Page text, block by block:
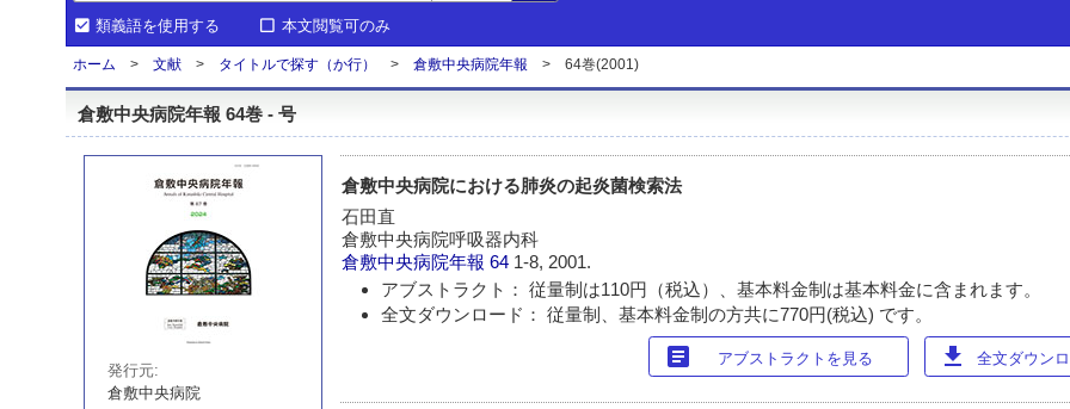
類義語を使用する 本文閲覧可のみ
ホーム 文献 タイトルで探す（か行） 倉敷中央病院年報 64巻(2001)
倉敷中央病院年報 64巻 - 号
発行元
倉敷中央病院
倉敷中央病院における肺炎の起炎菌検索法
石田直
倉敷中央病院呼吸器内科
倉敷中央病院年報 64 1-8, 2001.
アブストラクト： 従量制は110円（税込）、基本料金制は基本料金に含まれます。
全文ダウンロード： 従量制、基本料金制の方共に770円(税込) です。
article アブストラクトを見る download 全文ダウン